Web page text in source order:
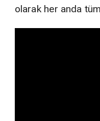
olarak her anda